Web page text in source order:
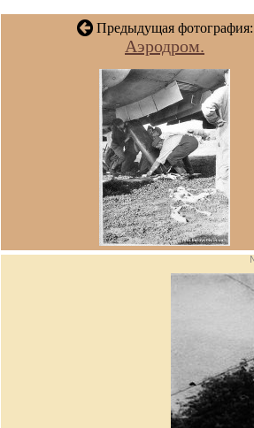
Предыдущая фотография:
Аэродром.